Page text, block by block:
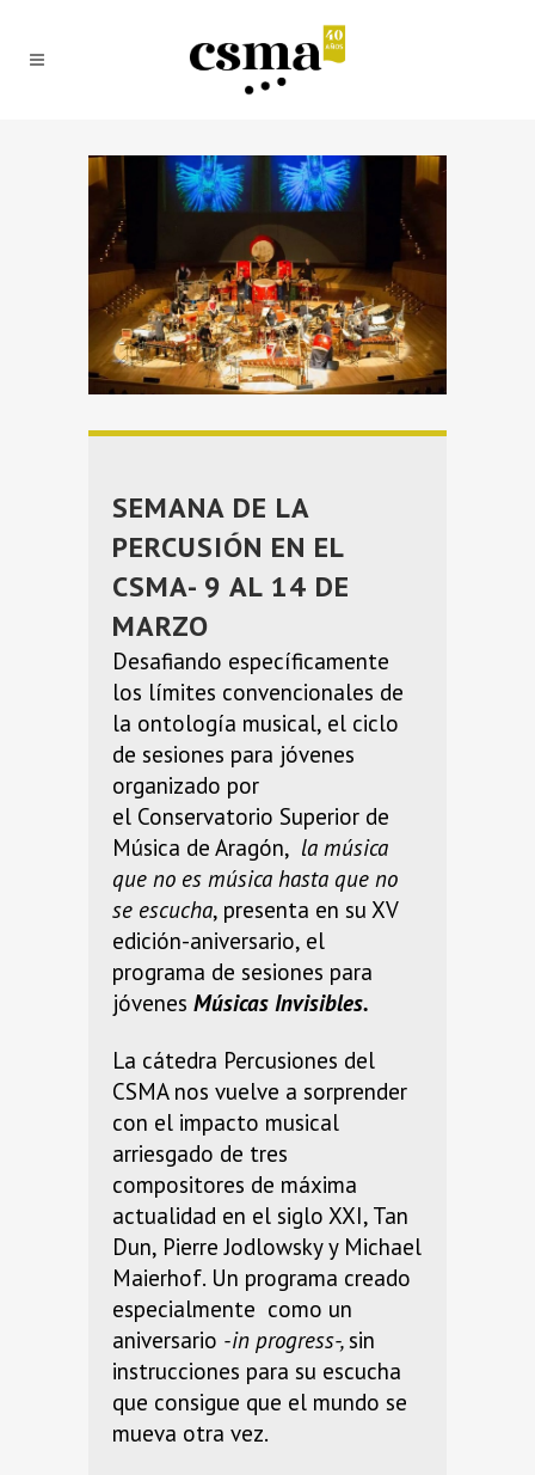
SEMANA DE LA
PERCUSIÓN EN EL
CSMA- 9 AL 14 DE
MARZO
Desafiando específicamente
los límites convencionales de
la ontología musical, el ciclo
de sesiones para jóvenes
organizado por
el Conservatorio Superior de
Música de Aragón, la música
que no es música hasta que no
se escucha, presenta en su XV
edición-aniversario, el
programa de sesiones para
jóvenes Músicas Invisibles.
La cátedra Percusiones del
CSMA nos vuelve a sorprender
con el impacto musical
arriesgado de tres
compositores de máxima
actualidad en el siglo XXI, Tan
Dun, Pierre Jodlowsky y Michael
Maierhof. Un programa creado
especialmente como un
aniversario -in progress-,sin
instrucciones para su escucha
que consigue que el mundo se
mueva otra vez.